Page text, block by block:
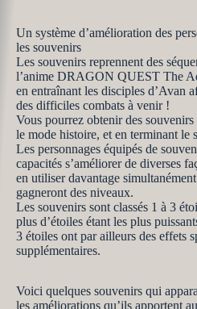
Un système d’amélioration des
les souvenirs
Les souvenirs reprennent des
l’anime DRAGON QUEST The
en entraînant les disciples d’Avan
des difficiles combats à venir !
Vous pourrez obtenir des souvenirs
le mode histoire, et en terminant le
Les personnages équipés de
capacités s’améliorer de diverses
en utiliser davantage
gagneront des niveaux.
Les souvenirs sont classés 1 à 3
plus d’étoiles étant les plus
3 étoiles ont par ailleurs des effets
supplémentaires.
Voici quelques souvenirs qui
les améliorations qu’ils apportent